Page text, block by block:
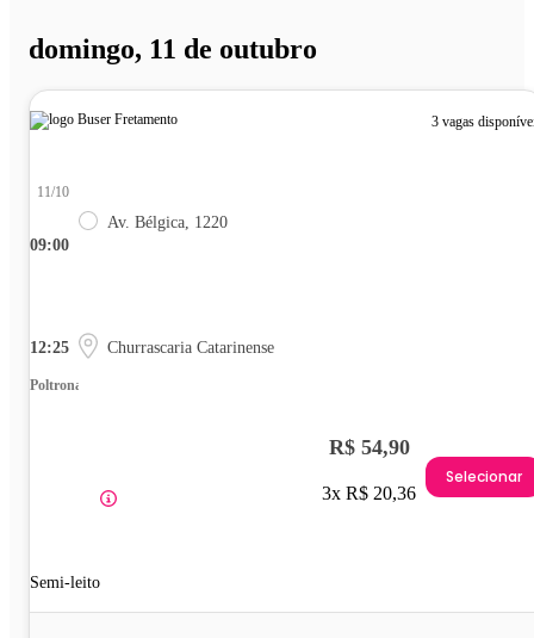
domingo, 11 de outubro
3 vagas
09:00
11/10
Av. Bélgica, 1220
12:25 Churrascaria Catarinense
Poltrona
Semi-leito
R$ 54,90
3x R$ 20,36
Selecionar